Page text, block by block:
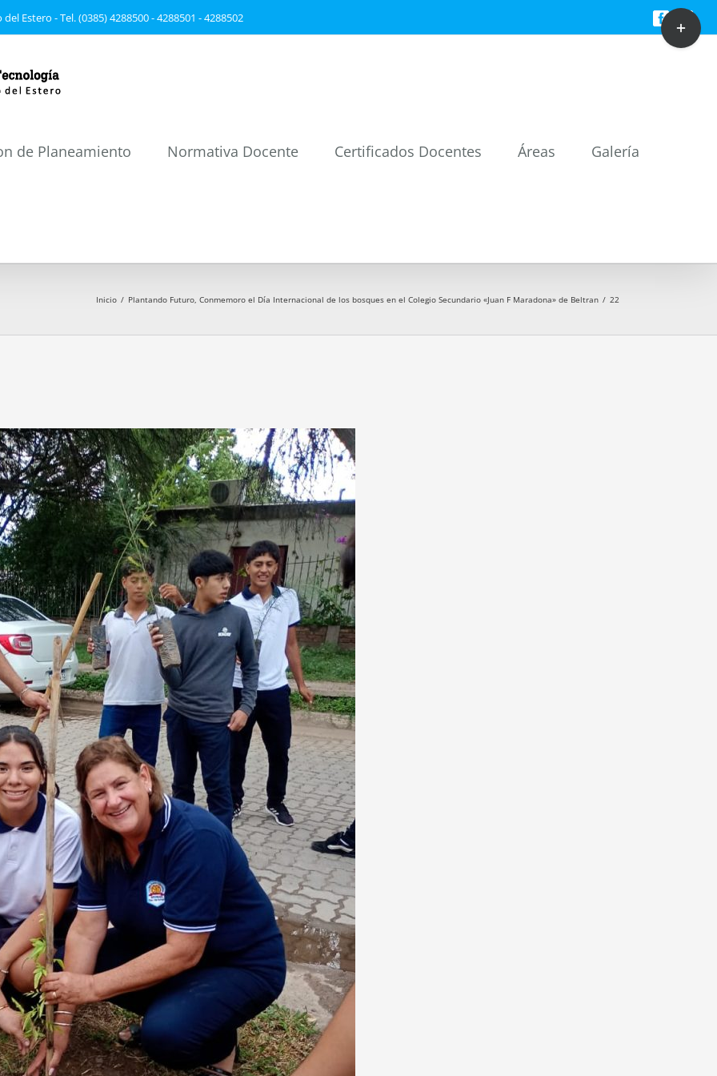
Estero - Tel. (0385) 4288500 - 4288501 - 4288502 Facebook
de Planeamiento Normativa Docente Certificados Docentes Áreas Galería
Inicio / Plantando Futuro, Conmemoro el Día Internacional de los bosques en el Colegio Secundario «Juan F Maradona» de Beltran / 22
Toggle
Sliding